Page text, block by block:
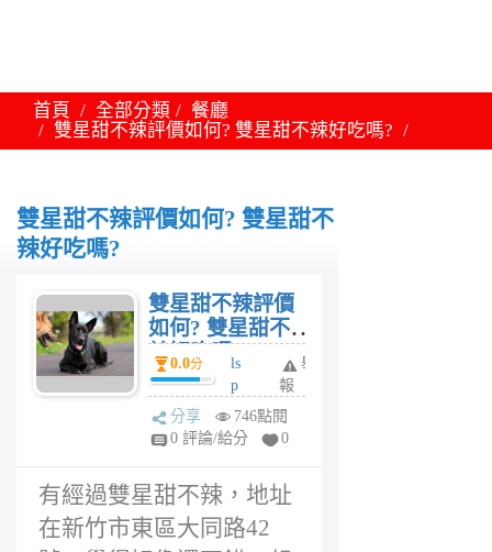
首頁 全部分類
餐廳
雙星甜不辣評價如何? 雙星甜不辣好吃嗎?
雙星甜不辣評價如何? 雙星甜不
辣好吃嗎?
雙星甜不辣評價
如何? 雙星甜不
辣好吃嗎?
0.0分
ls
p
6
年
舉
報
分享
746點閱
0 評論/給分
0
有經過雙星甜不辣，地址
在新竹市東區大同路42